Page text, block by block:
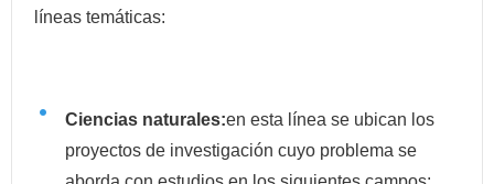
líneas temáticas:
Ciencias naturales:en esta línea se ubican los
proyectos de investigación cuyo problema se